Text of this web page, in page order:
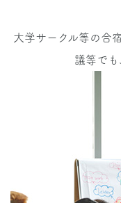
大学サークル等の合
議等でも